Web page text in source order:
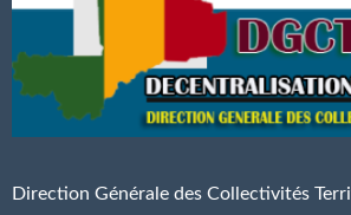
Direction Générale des Collectivités